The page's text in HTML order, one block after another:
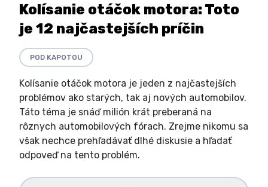
Kolísanie otáčok motora: Toto
je 12 najčastejších príčin
POD KAPOTOU
Kolísanie otáčok motora je jeden z najčastejších
problémov ako starých, tak aj nových automobilov.
Táto téma je snáď milión krát preberaná na
rôznych automobilových fórach. Zrejme nikomu sa
však nechce prehľadávať dlhé diskusie a hľadať
odpoveď na tento problém.